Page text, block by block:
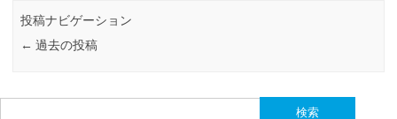
投稿ナビゲーション
← 過去の投稿